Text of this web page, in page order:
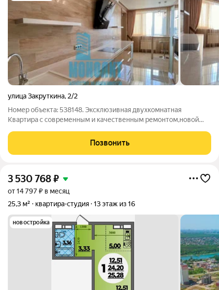
улица Закруткина, 2/2
Номер объекта: 538148. Эксклюзивная двухкомнатная
Квартира с современным и качественным ремонтом,новой
премиальной бытовой техникой. Эта просторная и уютная
квартира находится в удобном районе в
Позвонить
3 530 768₽
от 14 797 ₽ в месяц
25,3 м²
квартира-студия 13 этаж из 16
новостройка